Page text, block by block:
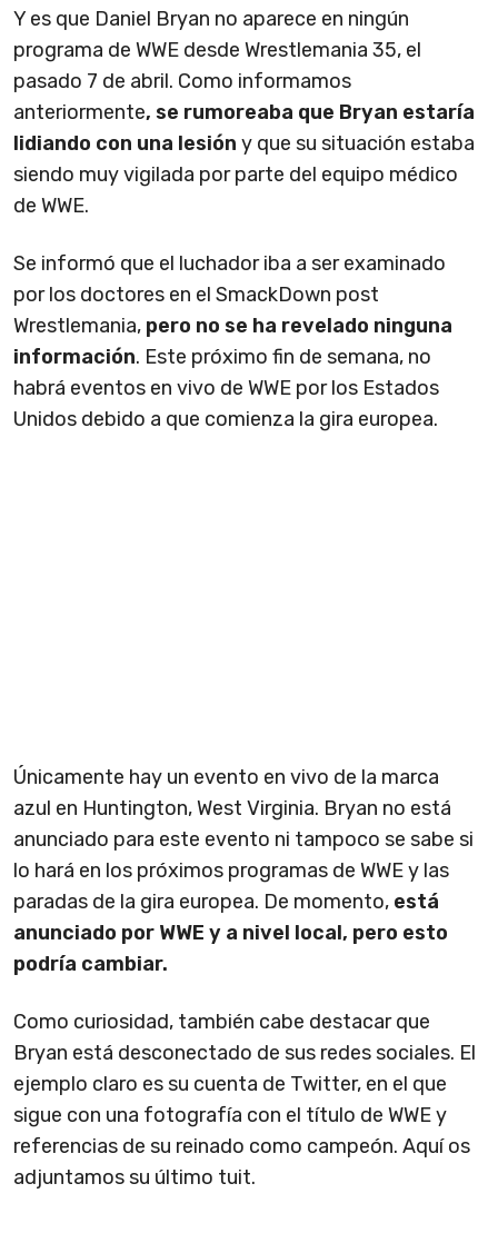
Y es que Daniel Bryan no aparece en ningún
programa de WWE desde Wrestlemania 35, el
pasado 7 de abril. Como informamos
anteriormente, se rumoreaba que Bryan estaría
lidiando con una lesión y que su situación estaba
siendo muy vigilada por parte del equipo médico
de WWE.
Se informó que el luchador iba a ser examinado
por los doctores en el SmackDown post
Wrestlemania, pero no se ha revelado ninguna
información. Este próximo fin de semana, no
habrá eventos en vivo de WWE por los Estados
Unidos debido a que comienza la gira europea.
Únicamente hay un evento en vivo de la marca
azul en Huntington, West Virginia. Bryan no está
anunciado para este evento ni tampoco se sabe si
lo hará en los próximos programas de WWE y las
paradas de la gira europea. De momento, está
anunciado por WWE y a nivel local, pero esto
podría cambiar.
Como curiosidad, también cabe destacar que
Bryan está desconectado de sus redes sociales. El
ejemplo claro es su cuenta de Twitter, en el que
sigue con una fotografía con el título de WWE y
referencias de su reinado como campeón. Aquí os
adjuntamos su último tuit.